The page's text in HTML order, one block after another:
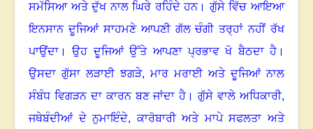
ਸਮੱਸਿਆ ਅਤੇ ਦੁੱਖ ਨਾਲ ਘਿਰੇ ਰਹਿੰਦੇ ਹਨ। ਗੁੱਸੇ ਵਿੱਚ ਆਇਆ
ਇਨਸਾਨ ਦੂਜਿਆਂ ਸਾਹਮਣੇ ਆਪਣੀ ਗੱਲ ਚੰਗੀ ਤਰ੍ਹਾਂ ਨਹੀਂ ਰੱਖ
ਪਾਉਂਦਾ । ਉਹ ਦੂਜਿਆਂ ਉੱਤੇ ਆਪਣਾ ਪ੍ਰਭਾਵ ਖੋ ਬੈਠਦਾ ਹੈ ।
ਉਸਦਾ ਗੁੱਸਾ ਲੜਾਈ ਝਗੜੇ, ਮਾਰ ਮਰਾਈ ਅਤੇ ਦੂਜਿਆਂ ਨਾਲ
ਸੰਬੰਧ ਵਿਗੜਨ ਦਾ ਕਾਰਨ ਬਣ ਜਾਂਦਾ ਹੈ ।ਗੁੱਸੇ ਵਾਲੇ ਅਧਿਕਾਰੀ,
ਜਥੇਬੰਦੀਆਂ ਦੇ ਨੁਮਾਇੰਦੇ,ਕਾਰੋਬਾਰੀ ਅਤੇ ਮਾਪੇ ਸਫਲਤਾ ਅਤੇ